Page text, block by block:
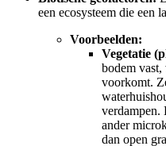
een ecosysteem die een
Voorbeelden:
Vegetatie
bodem
voorkomt.
verdampen.
ander
dan open